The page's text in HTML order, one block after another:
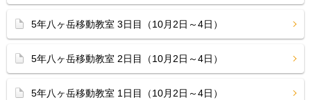
5年八ヶ岳移動教室 3日目（10月2日～4日）
5年八ヶ岳移動教室 2日目（10月2日～4日）
5年八ヶ岳移動教室 1日目（10月2日～4日）